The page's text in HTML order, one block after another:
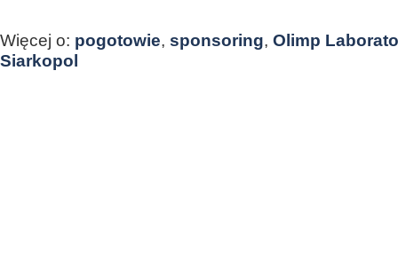
Więcej o: pogotowie, sponsoring, Olimp
Siarkopol